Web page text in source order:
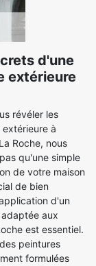
d'une
extérieure
révéler les
à
Roche, nous
qu'une simple
de votre maison
de bien
d'un
aux
est essentiel.
peintures
formulées